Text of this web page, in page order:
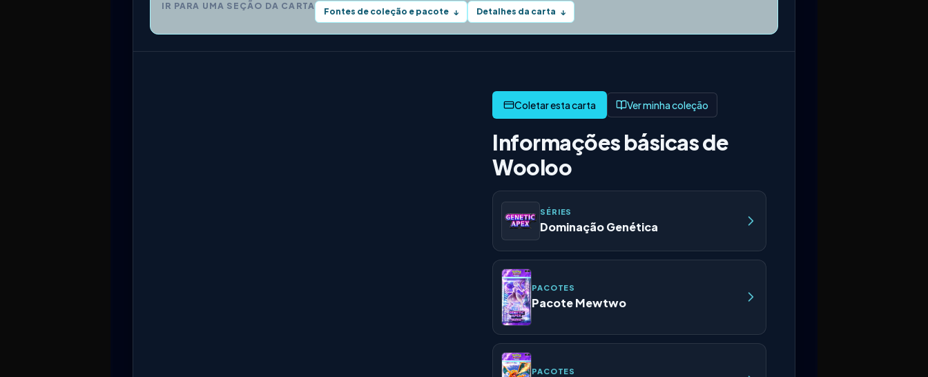
IR PARA UMA SEÇÃO DA CARTA
Fontes de coleção e pacote ↓ Detalhes da carta ↓
Ver minha coleção
Informações básicas de
Wooloo
SÉRIES
Dominação Genética
PACOTES
Pacote Mewtwo
PACOTES